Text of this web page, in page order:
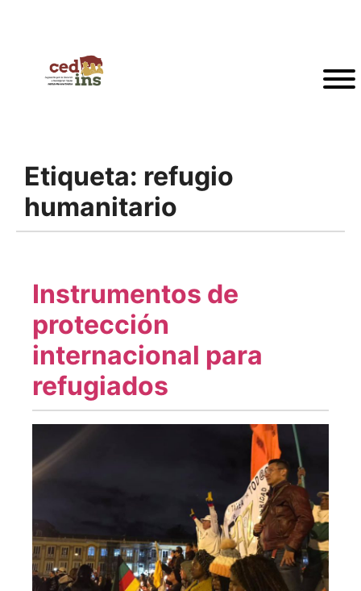
Etiqueta: refugio
humanitario
Instrumentos de
protección
internacional para
refugiados